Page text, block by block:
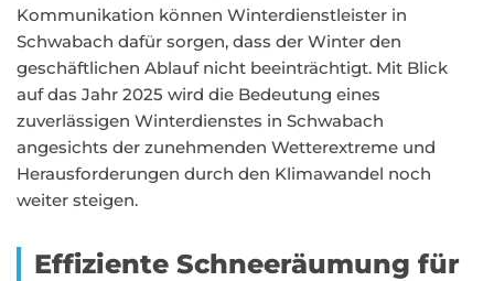
Kommunikation können Winterdienstleister in
Schwabach dafür sorgen, dass der Winter den
geschäftlichen Ablauf nicht beeinträchtigt. Mit Blick
auf das Jahr 2025 wird die Bedeutung eines
zuverlässigen Winterdienstes in Schwabach
angesichts der zunehmenden Wetterextreme und
Herausforderungen durch den Klimawandel noch
weiter steigen.
Effiziente Schneeräumung für